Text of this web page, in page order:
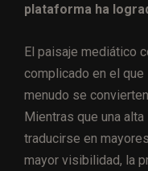
plataforma ha
El paisaje mediático
complicado en el
menudo se
Mientras que una
traducirse en
mayor visibilidad, la